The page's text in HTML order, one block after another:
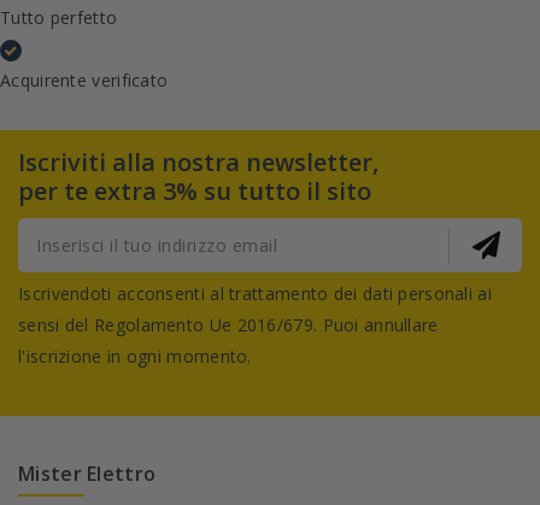
Tutto perfetto
Acquirente verificato
Iscriviti alla nostra newsletter,
per te extra 3% su tutto il sito
Iscrivendoti acconsenti al trattamento dei dati personali ai
sensi del Regolamento Ue 2016/679. Puoi annullare
l'iscrizione in ogni momento.
Mister Elettro